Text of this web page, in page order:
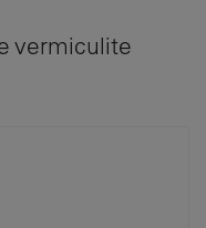
vermiculite